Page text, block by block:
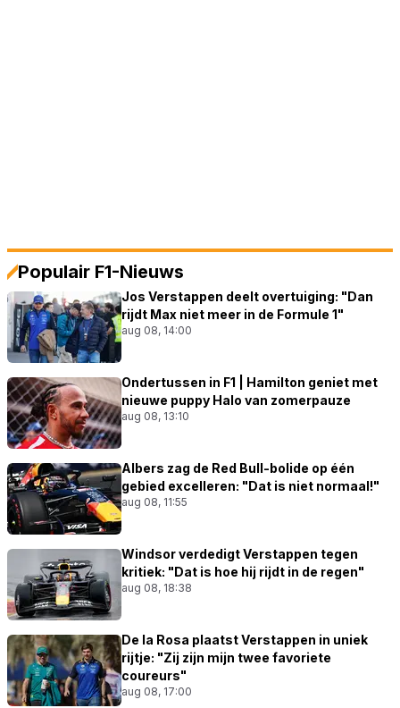
Populair F1-Nieuws
Jos Verstappen deelt overtuiging: "Dan
rijdt Max niet meer in de Formule 1"
aug 08, 14:00
Ondertussen in F1 | Hamilton geniet met
nieuwe puppy Halo van zomerpauze
aug 08, 13:10
Albers zag de Red Bull-bolide op één
gebied excelleren: "Dat is niet normaal!"
aug 08, 11:55
Windsor verdedigt Verstappen tegen
kritiek: "Dat is hoe hij rijdt in de regen"
aug 08, 18:38
De la Rosa plaatst Verstappen in uniek
rijtje: "Zij zijn mijn twee favoriete
coureurs"
aug 08, 17:00